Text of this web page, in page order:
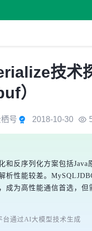
技术
）
号 2018-10-30
和反序列化方案包括
析性能较差。
成为高性能通信首选，
台通过AI大模型技术生成